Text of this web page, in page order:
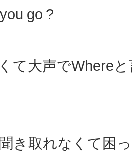
go ?
て大声でWhere
き取れなくて困